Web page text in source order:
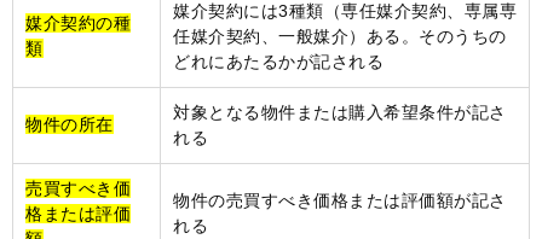
媒介契約の種
類
媒介契約には3種類（専任媒介契約、専属専
任媒介契約、一般媒介）ある。そのうちの
どれにあたるかが記される
物件の所在
対象となる物件または購入希望条件が記さ
れる
売買すべき価
格または評価
物件の売買すべき価格または評価額が記さ
れる